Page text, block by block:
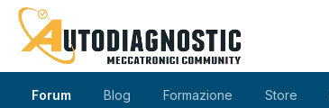
Forum Blog Formazione Store